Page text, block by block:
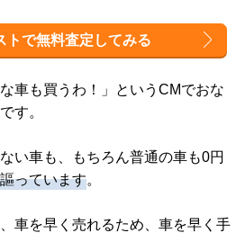
トで無料査定してみる
車も買うわ！」というCMでおな
す。
い車も、もちろん普通の車も0円
っています。
車を早く売れるため、車を早く手